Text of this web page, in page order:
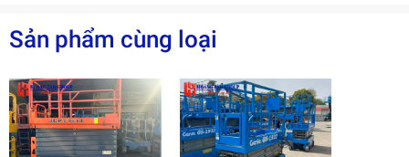
Sản phẩm cùng loại